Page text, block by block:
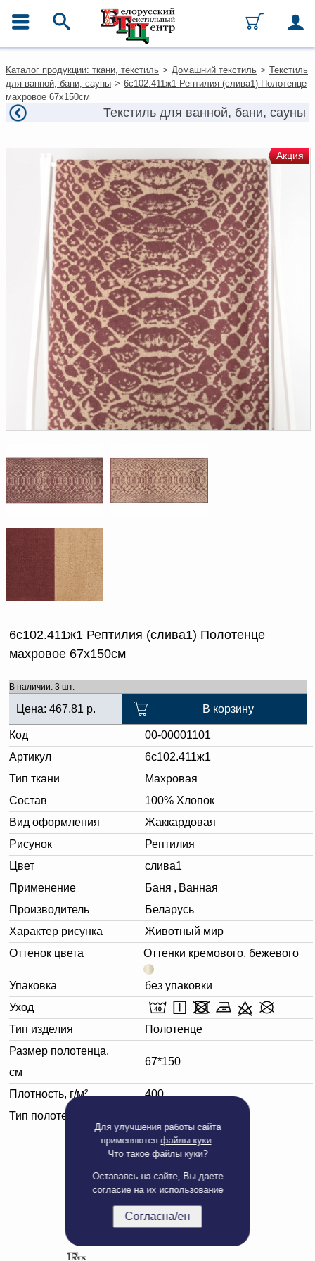
Для улучшения работы сайта
применяютсяфайлы куки.
Что такое файлы куки?
Оставаясь на сайте, Вы даете
согласие на их использование
Согласна/ен
Каталог
Ткани
Домашний текстиль
Одежда
Текстиль для ресторанов и
гостиниц
Текстильная галантерея и
фурнитура
Условия работы
Оплата и доставка
Как оформить заказ
Вакансии
Как нас найти
Написать нам
Доверенность на
получение груза
Документы по работе с
персональными данными
Письмо руководителю
Вопросы и ответы
Новости | Статьи
Каталог продукции: ткани, текстиль > Домашний текстиль > Текстиль
для ванной, бани, сауны > 6с102.411ж1 Рептилия (слива1) Полотенце
махровое 67х150см
Текстиль для ванной, бани, сауны
Акция
6с102.411ж1 Рептилия (слива1) Полотенце
махровое 67х150см
В наличии: 3 шт.
Цена: 467,81 р. В корзину
Код
00-00001101
Артикул
6с102.411ж1
Тип ткани
Махровая
Состав
100% Хлопок
Вид оформления
Жаккардовая
Рисунок
Рептилия
Цвет
слива1
Применение
Баня , Ванная
Производитель
Беларусь
Характер рисунка
Животный мир
Оттенок цвета
Оттенки кремового, бежевого
Упаковка
без упаковки
Уход
Тип изделия
Полотенце
Размер полотенца,
см
67*150
Плотность, г/м²
400
Тип полотенца
Полная версия сайта
Добавить
в